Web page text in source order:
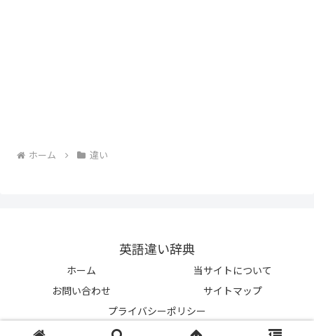
ホーム 違い
英語違い辞典
ホーム
当サイトについて
お問い合わせ
サイトマップ
プライバシーポリシー